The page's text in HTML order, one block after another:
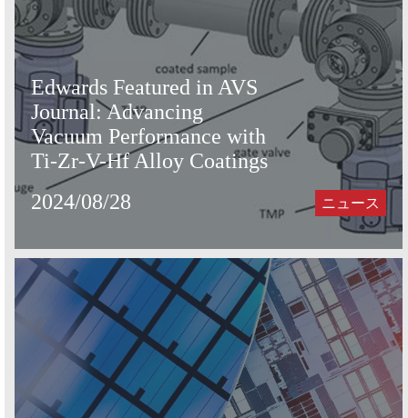
Edwards Featured in AVS
Journal: Advancing
Vacuum Performance with
Ti-Zr-V-Hf Alloy Coatings
2024/08/28
ニュース